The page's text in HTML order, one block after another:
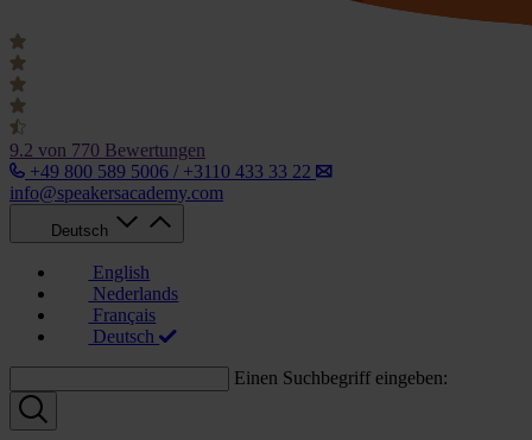
9.2 von 770 Bewertungen
+49 800 589 5006 / +3110 433 33 22
info@speakersacademy.com
Deutsch
English
Nederlands
Français
Deutsch
Einen Suchbegriff eingeben: